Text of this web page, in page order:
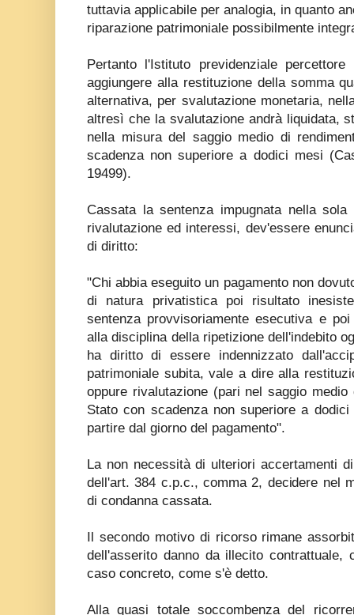
tuttavia applicabile per analogia, in quanto
riparazione patrimoniale possibilmente
Pertanto l'Istituto previdenziale
aggiungere alla restituzione della somma
alternativa, per svalutazione monetaria,
altresì che la svalutazione andrà liquidata,
nella misura del saggio medio di
scadenza non superiore a dodici mesi
19499).
Cassata la sentenza impugnata nella
rivalutazione ed interessi, dev'essere
di diritto:
"Chi abbia eseguito un pagamento non
di natura privatistica poi risultato
sentenza provvisoriamente esecutiva e
alla disciplina della ripetizione dell'indebito
ha diritto di essere indennizzato
patrimoniale subita, vale a dire alla
oppure rivalutazione (pari nel saggio
Stato con scadenza non superiore a
partire dal giorno del pagamento".
La non necessità di ulteriori accertamenti
dell'art. 384 c.p.c., comma 2, decidere nel
di condanna cassata.
Il secondo motivo di ricorso rimane
dell'asserito danno da illecito contrattuale,
caso concreto, come s'è detto.
Alla quasi totale soccombenza del